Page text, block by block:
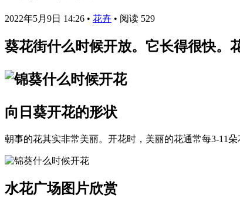
2022年5月9日 14:26 • 花卉 • 阅读 529
葵花街什么时候开放。它长得很快。
向日葵开花的形状
朝事的花其实非常美丽。开花时，美丽的花通常每3-11
水花广场图片欣赏